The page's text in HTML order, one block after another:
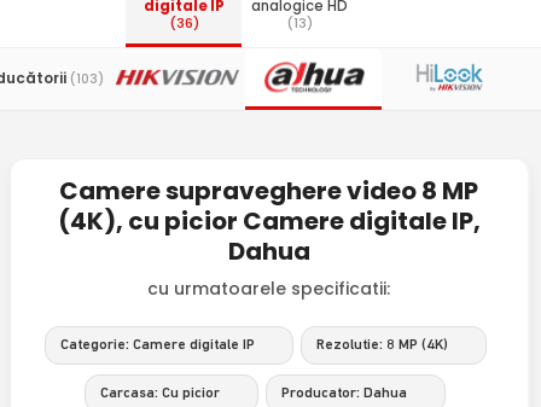
digitale IP
(36)
analogice HD
(13)
(103)
Camere supraveghere video 8 MP
(4K), cu picior Camere digitale IP,
Dahua
cu urmatoarele specificatii:
Categorie: Camere digitale IP Rezolutie: 8 MP (4K)
Carcasa: Cu picior Producator: Dahua